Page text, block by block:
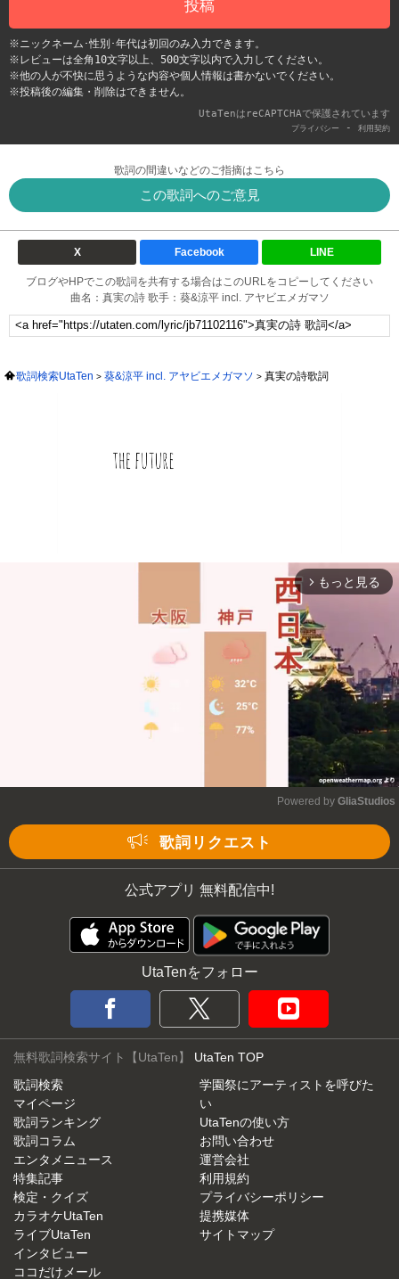
投稿
※ニックネーム･性別･年代は初回のみ入力できます。
※レビューは全角10文字以上、500文字以内で入力してください。
※他の人が不快に思うような内容や個人情報は書かないでください。
※投稿後の編集・削除はできません。
UtaTenはreCAPTCHAで保護されています
プライバシー - 利用契約
歌詞の間違いなどのご指摘はこちら
この歌詞へのご意見
X Facebook LINE
ブログやHPでこの歌詞を共有する場合はこのURLをコピーしてください
曲名：真実の詩 歌手：葵&涼平 incl. アヤビエメガマソ
歌詞検索UtaTen 葵&涼平 incl. アヤビエメガマソ 真実の詩歌詞
arrow_forward_ios もっと見る
Powered by GliaStudios
歌詞リクエスト
公式アプリ 無料配信中!
UtaTenをフォロー
無料歌詞検索サイト【UtaTen】 UtaTen TOP
歌詞検索
マイページ
歌詞ランキング
歌詞コラム
エンタメニュース
特集記事
検定・クイズ
カラオケUtaTen
ライブUtaTen
インタビュー
ココだけメール
学園祭にアーティストを呼びた
い
UtaTenの使い方
お問い合わせ
運営会社
利用規約
プライバシーポリシー
提携媒体
サイトマップ